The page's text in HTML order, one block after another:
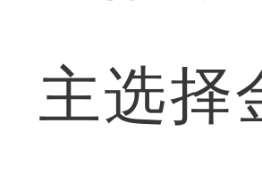
主选择